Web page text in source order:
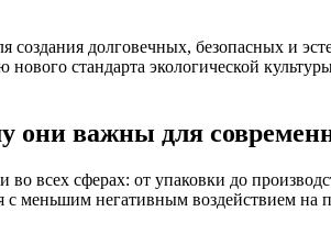
долговечных, безопасных и
стандарта экологической
они важны для
всех сферах: от упаковки до
меньшим негативным воздействием на